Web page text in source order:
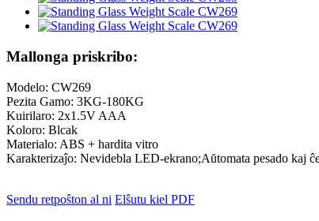
Mallonga priskribo:
Modelo: CW269
Pezita Gamo: 3KG-180KG
Kuirilaro: 2x1.5V AAA
Koloro: Blcak
Materialo: ABS + hardita vitro
Karakterizaĵo: Nevidebla LED-ekrano;Aŭtomata pesado kaj
Sendu retpoŝton al ni Elŝutu kiel PDF